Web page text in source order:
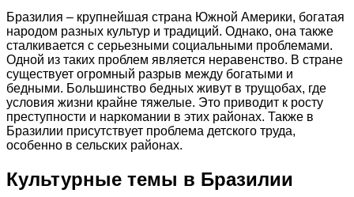
Бразилия – крупнейшая страна Южной Америки, богатая
народом разных культур и традиций. Однако, она также
сталкивается с серьезными социальными проблемами.
Одной из таких проблем является неравенство. В стране
существует огромный разрыв между богатыми и
бедными. Большинство бедных живут в трущобах, где
условия жизни крайне тяжелые. Это приводит к росту
преступности и наркомании в этих районах. Также в
Бразилии присутствует проблема детского труда,
особенно в сельских районах.
Культурные темы в Бразилии